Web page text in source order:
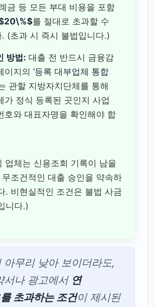
금 등 모든 부대 비용을 포함
를 절대로 초과할 수
. (초과 시 즉시 불법입니다.)
방법: 대출 전 반드시 금융감
이지의‘등록 대부업체 통합
관할 지방자치단체를 통해
가 정식 등록된 곳인지 사업
호와 대표자명을 확인해야 합
업체는 신용조회 기록이 남을
조건적인 대출 승인을 약속하
. 비현실적인 조건은 불법 사금
니다.)
아무리 낮아 보이더라도,
서나 광고에서 연
초과하는 조건이 제시된